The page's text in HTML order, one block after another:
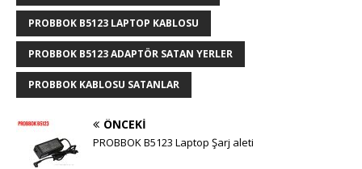
PROBBOK B5123 LAPTOP KABLOSU
PROBBOK B5123 ADAPTÖR SATAN YERLER
PROBBOK KABLOSU SATANLAR
ÖNCEKI
PROBBOK B5123 Laptop Şarj aleti